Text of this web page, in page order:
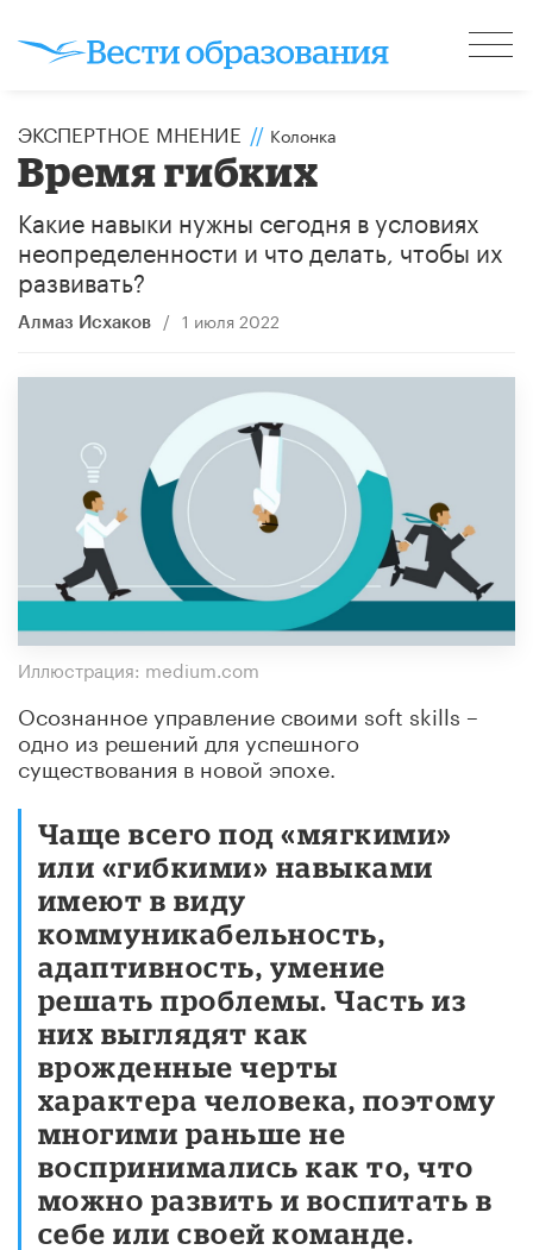
ЭКСПЕРТНОЕ МНЕНИЕ // Колонка
Время гибких
Какие навыки нужны сегодня в условиях
неопределенности и что делать, чтобы их
развивать?
Алмаз Исхаков / 1 июля 2022
Иллюстрация: medium.com
Осознанное управление своими soft skills –
одно из решений для успешного
существования в новой эпохе.
Чаще всего под «мягкими»
или «гибкими» навыками
имеют в виду
коммуникабельность,
адаптивность, умение
решать проблемы. Часть из
них выглядят как
врожденные черты
характера человека, поэтому
многими раньше не
воспринимались как то, что
можно развить и воспитать в
себе или своей команде.